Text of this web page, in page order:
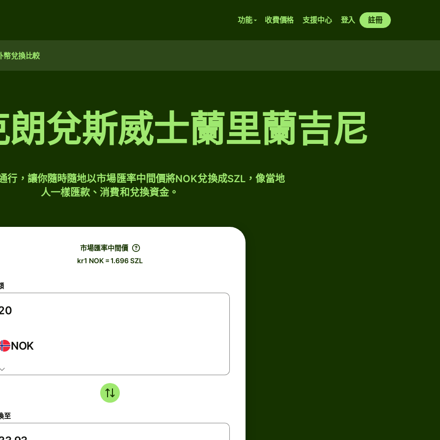
功能 收費價格 支援中心 登入 註冊
幣兌換比較
兌斯威士蘭里蘭吉尼
行，讓你隨時隨地以市場匯率中間價將NOK兌換成SZL，像當地
人一樣匯款、消費和兌換資金。
市場匯率中間價
kr1 NOK = 1.696 SZL
NOK
至